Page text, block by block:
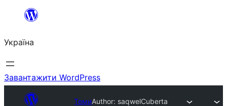
Перейти
вмісту
Україна
Завантажити WordPress
ТемиAuthor: saqwelCuberta